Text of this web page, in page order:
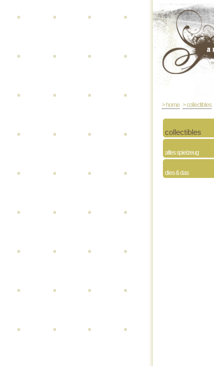
> home > collectibles
collectibles
altes spielzeug
dies & das